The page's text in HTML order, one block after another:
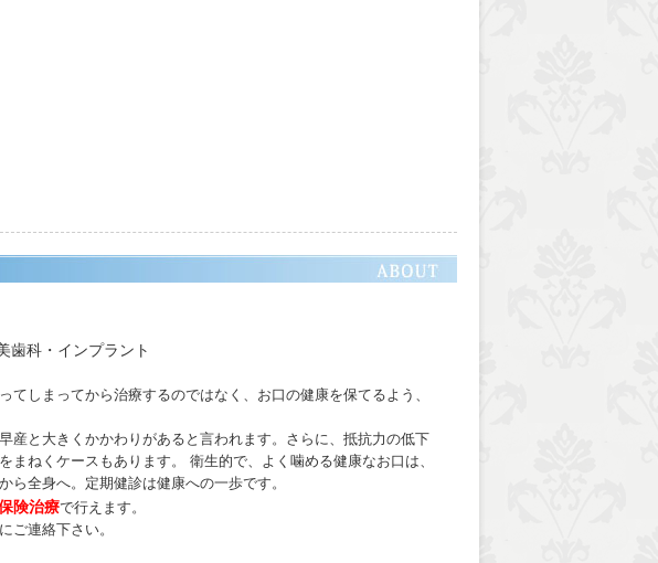
歯科・インプラント
しまってから治療するのではなく、お口の健康を保てるよう、
産と大きくかかわりがあると言われます。さらに、抵抗力の低下
まねくケースもあります。 衛生的で、よく噛める健康なお口は、
全身へ。定期健診は健康への一歩です。
険治療で行えます。
ご連絡下さい。